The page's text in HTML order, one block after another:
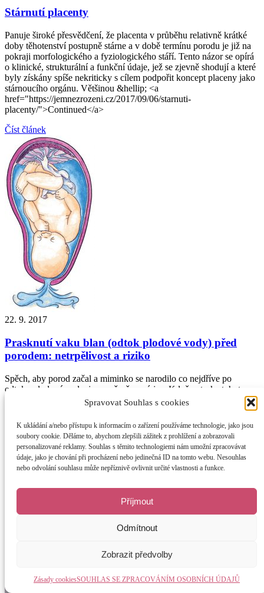
Spravovat Souhlas s cookies
K ukládání a/nebo přístupu k informacím o zařízení používáme technologie, jako jsou
soubory cookie. Děláme to, abychom zlepšili zážitek z prohlížení a zobrazovali
personalizované reklamy. Souhlas s těmito technologiemi nám umožní zpracovávat
údaje, jako je chování při procházení nebo jedinečná ID na tomto webu. Nesouhlas
nebo odvolání souhlasu může nepříznivě ovlivnit určité vlastnosti a funkce.
Příjmout
Odmítnout
Zobrazit předvolby
Zásady cookiesSOUHLAS SE ZPRACOVÁNÍM OSOBNÍCH ÚDAJŮ
Stárnutí placenty
Panuje široké přesvědčení, že placenta v průběhu relativně krátké
doby těhotenství postupně stárne a v době termínu porodu je již na
pokraji morfologického a fyziologického stáří. Tento názor se opírá
o klinické, strukturální a funkční údaje, jež se zjevně shodují a které
byly získány spíše nekriticky s cílem podpořit koncept placeny jako
stárnoucího orgánu. Většinou &hellip; <a
href="https://jemnezrozeni.cz/2017/09/06/starnuti-
placenty/">Continued</a>
Číst článek
22. 9. 2017
Prasknutí vaku blan (odtok plodové vody) před
porodem: netrpělivost a riziko
Spěch, aby porod začal a miminko se narodilo co nejdříve po
odtoku plodové vody, je poměrně nový jev. Když autorka tohoto
textu v roce 2001 získala kvalifikaci, standardní nemocniční
doporučení (ve Velké Británii) pro ženy, jimž samovolně prasknul
vak blan a odtekla plodová voda (a vše ostatní bylo v pořádku),
znělo: &#8220;Pokud se porod nespustí &hellip; <a
href="https://jemnezrozeni.cz/2017/09/22/prasknuti-vaku-blan-
odtok-plodove-vody-pred-porodem-netrpelivost-a-
riziko/">Continued</a>